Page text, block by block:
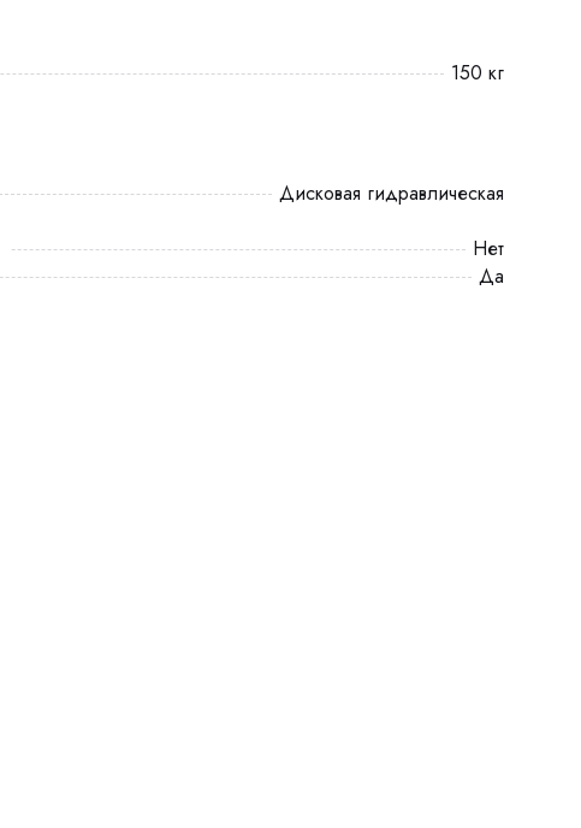
150 кг
Дисковая гидравлическая
Нет
Да